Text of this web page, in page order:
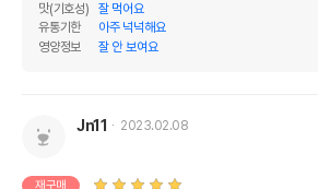
맛(기호성)
잘 먹어요
유통기한
아주 넉넉해요
영양정보
잘 안 보여요
Jn11 2023.02.08
재구매